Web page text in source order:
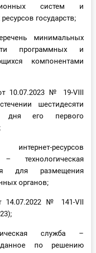
систем и
государств;
минимальных
программных и
компонентами
10.07.2023 № 19-VIII
шестидесяти
дня его первого
ресурсов
технологическая
для размещения
органов;
№ 141-VII
служба –
по решению